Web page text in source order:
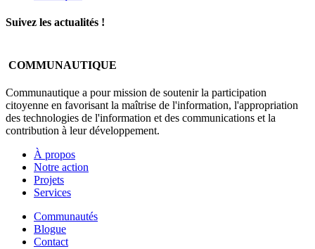
Suivez les actualités !
COMMUNAUTIQUE
Communautique a pour mission de soutenir la participation
citoyenne en favorisant la maîtrise de l'information, l'appropriation
des technologies de l'information et des communications et la
contribution à leur développement.
À propos
Notre action
Projets
Services
Communautés
Blogue
Contact